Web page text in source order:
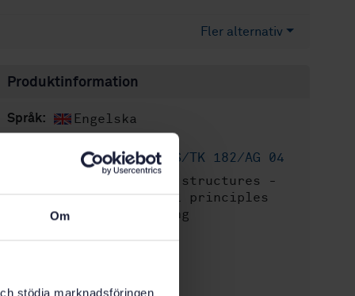
Om
stödja marknadsföringen
Fler alternativ
Produktinformation
Språk: Engelska
träkonstruktioner, SIS/TK 182/AG 04
Timber structures -
Test methods - General principles
for static load testing
Artikelnummer:STD-14456